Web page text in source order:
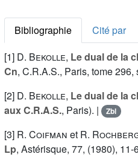
Bibliographie
Cité par
[1] D. Bekolle, Le dual de la
Cn, C.R.A.S., Paris, tome
[2] D. Bekolle, Le dual de la
aux C.R.A.S., Paris). | Zbl
[3] R. Coifman et R.
Lp, Astérisque, 77, (1980), 11-